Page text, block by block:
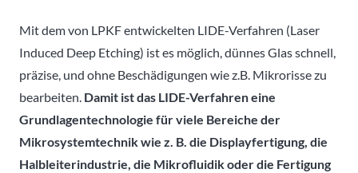
Mit dem von LPKF entwickelten LIDE-Verfahren (Laser
Induced Deep Etching) ist es möglich, dünnes Glas schnell,
präzise, und ohne Beschädigungen wie z.B. Mikrorisse zu
bearbeiten. Damit ist das LIDE-Verfahren eine
Grundlagentechnologie für viele Bereiche der
Mikrosystemtechnik wie z. B. die Displayfertigung, die
Halbleiterindustrie, die Mikrofluidik oder die Fertigung